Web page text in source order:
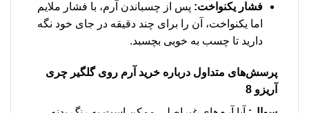
فشار یکنواخت: پس از چسباندن آرم، با فشار ملایم
اما یکنواخت، آن را برای چند دقیقه در جای خود نگه
دارید تا چسب به خوبی بچسبد.
پرسش‌های متداول درباره خرید آرم روی گلگیر چری
آریزو 8